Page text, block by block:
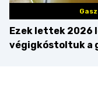
Ezek lettek 2026
végigkóstoltuk a